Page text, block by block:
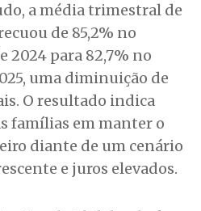
a média trimestral de
de 85,2% no
2024 para 82,7% no
uma diminuição de
O resultado indica
famílias em manter o
diante de um cenário
e juros elevados.